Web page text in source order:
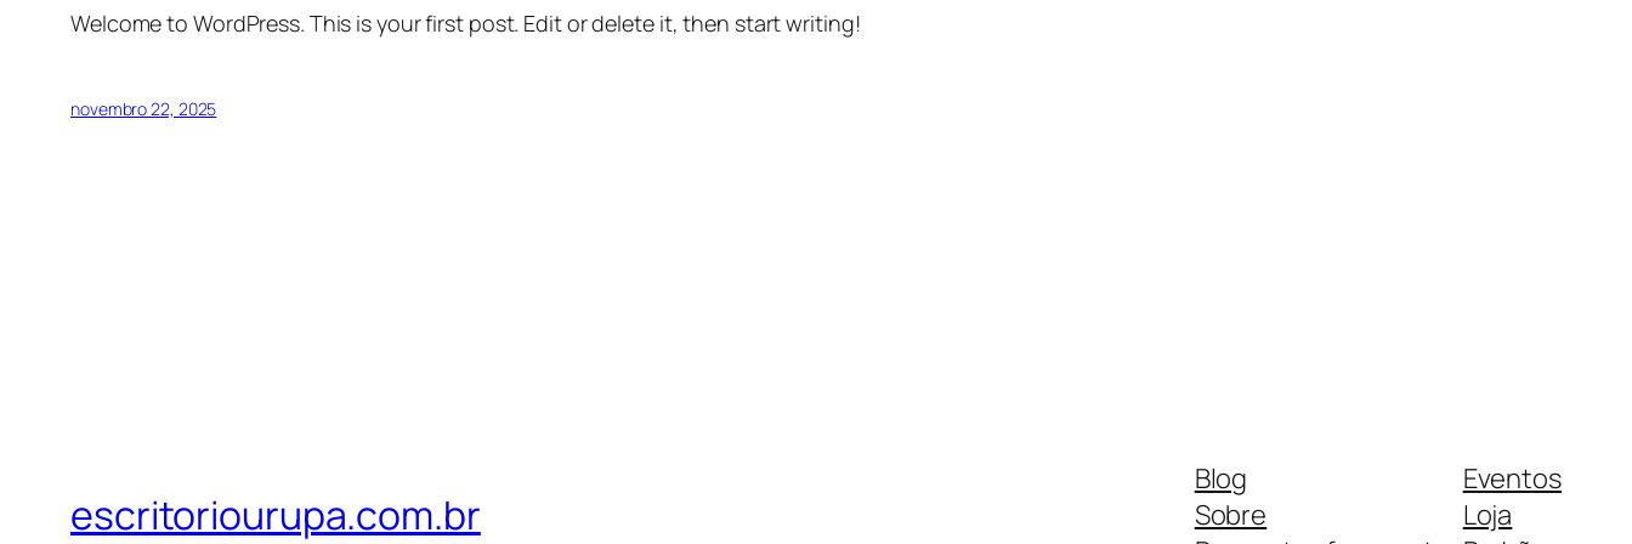
Welcome to WordPress. This is your first post. Edit or delete it, then start writing!
novembro 22, 2025
escritoriourupa.com.br
Blog
Sobre
Eventos
Loja